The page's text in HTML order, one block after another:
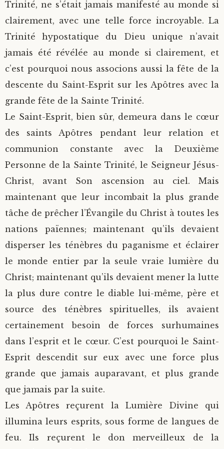
Trinité, ne s’était jamais manifesté au monde si
clairement, avec une telle force incroyable. La
Trinité hypostatique du Dieu unique n’avait
jamais été révélée au monde si clairement, et
c’est pourquoi nous associons aussi la fête de la
descente du Saint-Esprit sur les Apôtres avec la
grande fête de la Sainte Trinité.
Le Saint-Esprit, bien sûr, demeura dans le cœur
des saints Apôtres pendant leur relation et
communion constante avec la Deuxième
Personne de la Sainte Trinité, le Seigneur Jésus-
Christ, avant Son ascension au ciel. Mais
maintenant que leur incombait la plus grande
tâche de prêcher l’Évangile du Christ à toutes les
nations païennes; maintenant qu’ils devaient
disperser les ténèbres du paganisme et éclairer
le monde entier par la seule vraie lumière du
Christ; maintenant qu’ils devaient mener la lutte
la plus dure contre le diable lui-même, père et
source des ténèbres spirituelles, ils avaient
certainement besoin de forces surhumaines
dans l’esprit et le cœur. C’est pourquoi le Saint-
Esprit descendit sur eux avec une force plus
grande que jamais auparavant, et plus grande
que jamais par la suite.
Les Apôtres reçurent la Lumière Divine qui
illumina leurs esprits, sous forme de langues de
feu. Ils reçurent le don merveilleux de la